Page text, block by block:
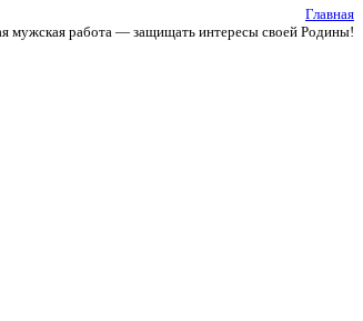
Главная
мужская работа — защищать интересы своей Родины!